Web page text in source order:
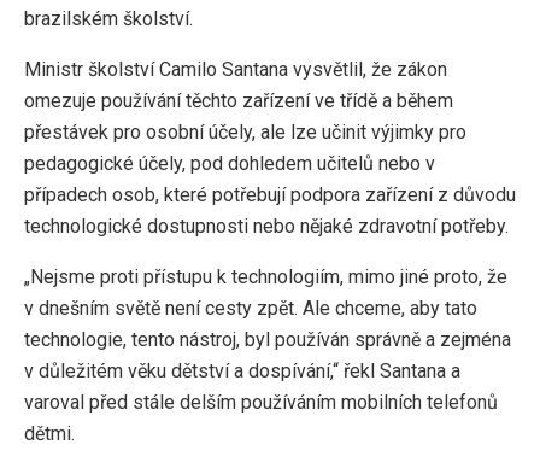
brazilském školství.
Ministr školství Camilo Santana vysvětlil, že zákon
omezuje používání těchto zařízení ve třídě a během
přestávek pro osobní účely, ale lze učinit výjimky pro
pedagogické účely, pod dohledem učitelů nebo v
případech osob, které potřebují podpora zařízení z důvodu
technologické dostupnosti nebo nějaké zdravotní potřeby.
„Nejsme proti přístupu k technologiím, mimo jiné proto, že
v dnešním světě není cesty zpět. Ale chceme, aby tato
technologie, tento nástroj, byl používán správně a zejména
v důležitém věku dětství a dospívání,“ řekl Santana a
varoval před stále delším používáním mobilních telefonů
dětmi.